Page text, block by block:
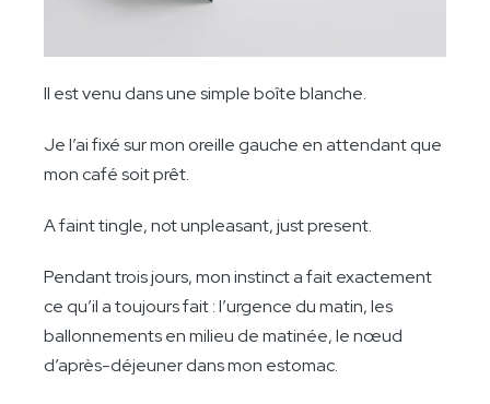
Il est venu dans une simple boîte blanche.
Je l’ai fixé sur mon oreille gauche en attendant que
mon café soit prêt.
A faint tingle, not unpleasant, just present.
Pendant trois jours, mon instinct a fait exactement
ce qu’il a toujours fait : l’urgence du matin, les
ballonnements en milieu de matinée, le nœud
d’après-déjeuner dans mon estomac.